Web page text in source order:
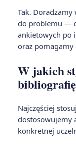
Tak.
do problemu —
ankietowych po
oraz pomagamy
W jakich
Najczęściej
dostosowujemy
konkretnej